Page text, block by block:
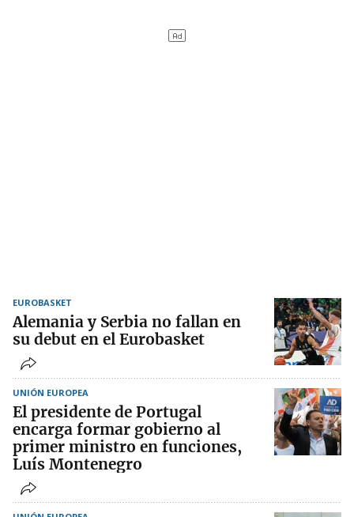
EUROBASKET
Alemania y Serbia no fallan en
su debut en el Eurobasket
UNIÓN EUROPEA
El presidente de Portugal
encarga formar gobierno al
primer ministro en funciones,
Luís Montenegro